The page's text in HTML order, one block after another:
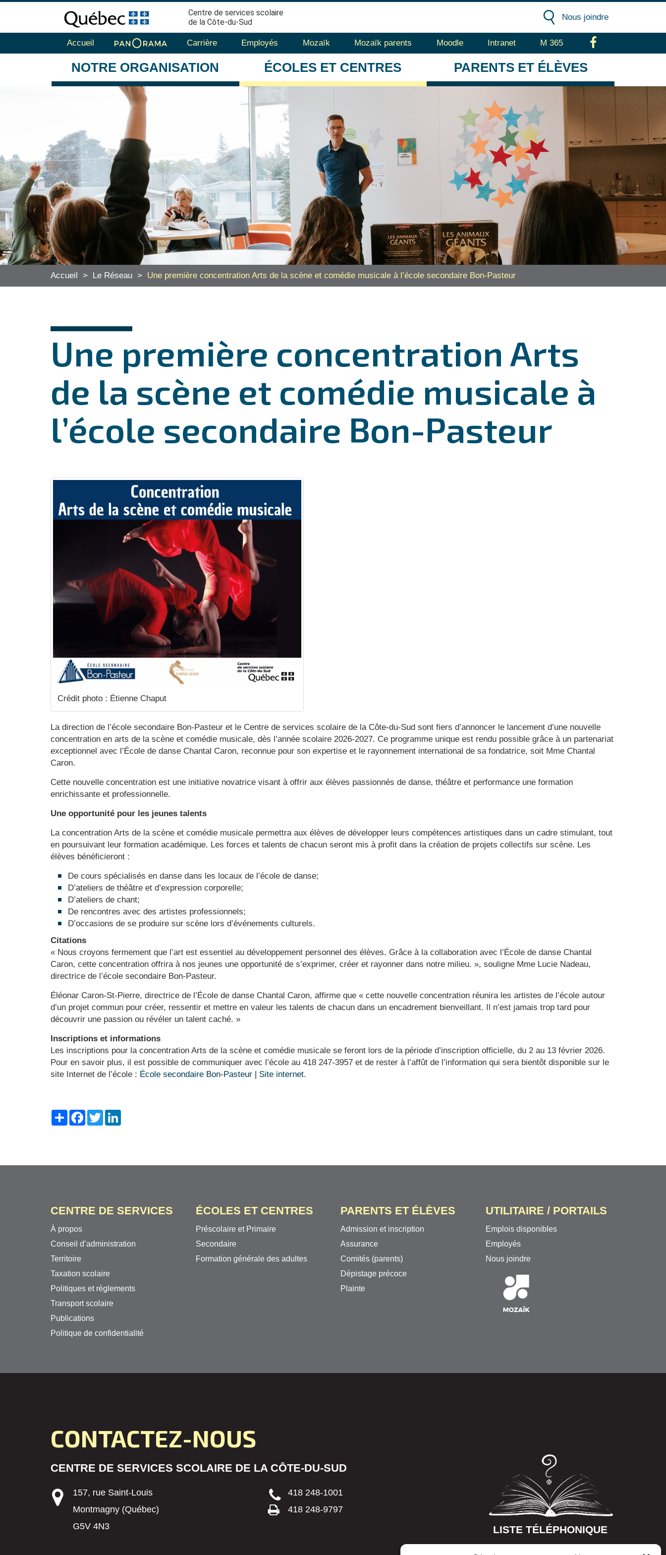
Centre de services scolaire
de la Côte-du-Sud
Nous joindre
Accueil Carrière Employés Mozaïk Mozaïk parents Moodle Intranet M 365
NOTRE ORGANISATION ÉCOLES ET CENTRES PARENTS ET ÉLÈVES
Accueil > Le Réseau > Une première concentration Arts de la scène et comédie musicale à l’école secondaire Bon-Pasteur
Une première concentration Arts
de la scène et comédie musicale à
l’école secondaire Bon-Pasteur
Crédit photo : Étienne Chaput
La direction de l’école secondaire Bon-Pasteur et le Centre de services scolaire de la Côte-du-Sud sont fiers d’annoncer le lancement d’une nouvelle
concentration en arts de la scène et comédie musicale, dès l’année scolaire 2026-2027. Ce programme unique est rendu possible grâce à un partenariat
exceptionnel avec l’École de danse Chantal Caron, reconnue pour son expertise et le rayonnement international de sa fondatrice, soit Mme Chantal
Caron.
Cette nouvelle concentration est une initiative novatrice visant à offrir aux élèves passionnés de danse, théâtre et performance une formation
enrichissante et professionnelle.
Une opportunité pour les jeunes talents
La concentration Arts de la scène et comédie musicale permettra aux élèves de développer leurs compétences artistiques dans un cadre stimulant, tout
en poursuivant leur formation académique. Les forces et talents de chacun seront mis à profit dans la création de projets collectifs sur scène. Les
élèves bénéficieront :
De cours spécialisés en danse dans les locaux de l’école de danse;
D’ateliers de théâtre et d’expression corporelle;
D’ateliers de chant;
De rencontres avec des artistes professionnels;
D’occasions de se produire sur scène lors d’événements culturels.
Citations
« Nous croyons fermement que l’art est essentiel au développement personnel des élèves. Grâce à la collaboration avec l’École de danse Chantal
Caron, cette concentration offrira à nos jeunes une opportunité de s’exprimer, créer et rayonner dans notre milieu. », souligne Mme Lucie Nadeau,
directrice de l’école secondaire Bon-Pasteur.
Éléonar Caron-St-Pierre, directrice de l’École de danse Chantal Caron, affirme que « cette nouvelle concentration réunira les artistes de l’école autour
d’un projet commun pour créer, ressentir et mettre en valeur les talents de chacun dans un encadrement bienveillant. Il n’est jamais trop tard pour
découvrir une passion ou révéler un talent caché. »
Inscriptions et informations
Les inscriptions pour la concentration Arts de la scène et comédie musicale se feront lors de la période d’inscription officielle, du 2 au 13 février 2026.
Pour en savoir plus, il est possible de communiquer avec l’école au 418 247-3957 et de rester à l’affût de l’information qui sera bientôt disponible sur le
site Internet de l’école : École secondaire Bon-Pasteur | Site internet.
ShareFacebook
Twitter
CENTRE DE SERVICES
À propos
Conseil d’administration
Territoire
Taxation scolaire
Politiques et règlements
Transport scolaire
Publications
Politique de confidentialité
ÉCOLES ET CENTRES
Préscolaire et Primaire
Secondaire
Formation générale des adultes
PARENTS ET ÉLÈVES
Admission et inscription
Assurance
Comités (parents)
Dépistage précoce
Plainte
UTILITAIRE / PORTAILS
Emplois disponibles
Employés
Nous joindre
CONTACTEZ-NOUS
CENTRE DE SERVICES SCOLAIRE DE LA CÔTE-DU-SUD
157, rue Saint-Louis
Montmagny (Québec)
G5V 4N3
418 248-1001
418 248-9797
LISTE TÉLÉPHONIQUE